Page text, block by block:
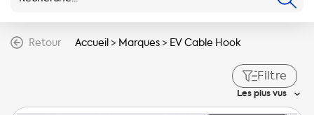
Retour Accueil> Marques> EV Cable Hook
Filtre
Les plus vus